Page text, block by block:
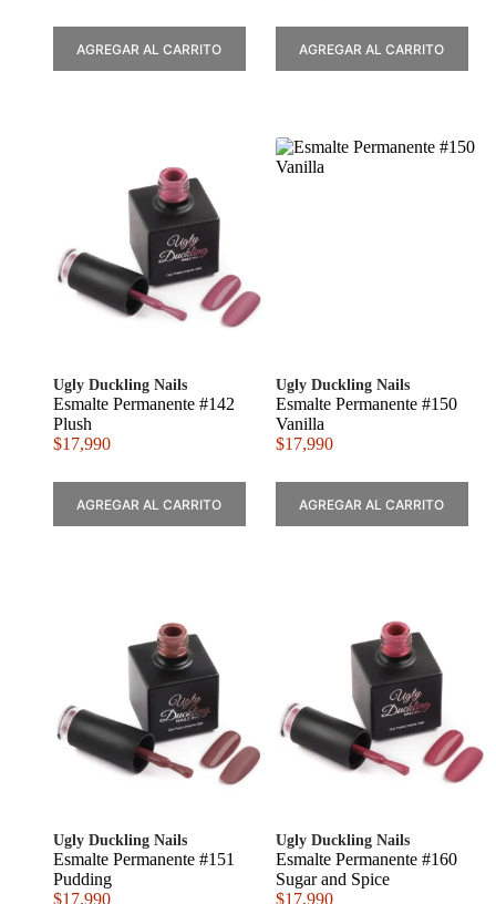
AGREGAR AL CARRITO AGREGAR AL CARRITO
Ugly Duckling Nails
Esmalte Permanente #142
Plush
$17,990
AGREGAR AL CARRITO
Ugly Duckling Nails
Esmalte Permanente #150
Vanilla
$17,990
AGREGAR AL CARRITO
Ugly Duckling Nails
Esmalte Permanente #151
Pudding
$17,990
Ugly Duckling Nails
Esmalte Permanente #160
Sugar and Spice
$17,990